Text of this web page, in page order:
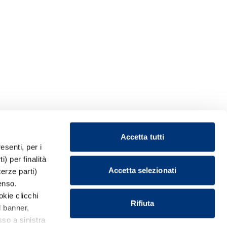
per i
per finalità
parti)
clicchi
a sinistra
Accetta tutti
Accetta selezionati
Rifiuta